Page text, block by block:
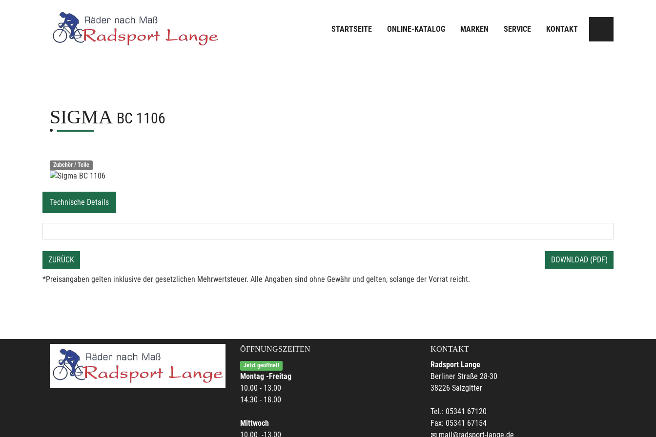
STARTSEITE ONLINE-KATALOG MARKEN SERVICE KONTAKT
SIGMA BC 1106
Zubehör / Teile
Technische Details
ZURÜCK DOWNLOAD (PDF)
*Preisangaben gelten inklusive der gesetzlichen Mehrwertsteuer. Alle Angaben sind ohne Gewähr und gelten, solange der Vorrat reicht.
ÖFFNUNGSZEITEN
Jetzt geöffnet!
Montag -Freitag
10.00 - 13.00
14.30 - 18.00
Mittwoch
10.00 -13.00
KONTAKT
Radsport Lange
Berliner Straße 28-30
38226 Salzgitter
Tel.: 05341 67120
Fax: 05341 67154
mail@radsport-lange.de